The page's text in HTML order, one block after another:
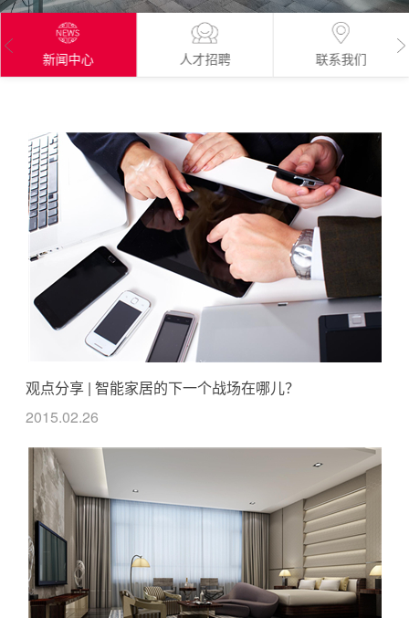
新闻中心 人才招聘 联系我们
观点分享 | 智能家居的下一个战场在哪儿？
2015.02.26